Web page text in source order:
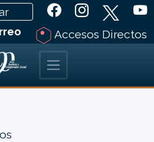
Accesos Directos